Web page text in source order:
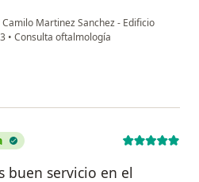
Martinez Sanchez - Edificio
• Consulta oftalmología
buen servicio en el